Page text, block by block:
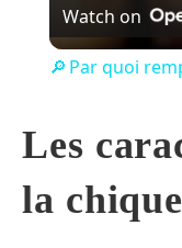
Watch on
🔎 Par quoi
Les
la